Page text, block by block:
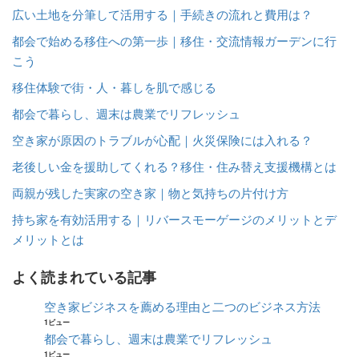
広い土地を分筆して活用する｜手続きの流れと費用は？
都会で始める移住への第一歩｜移住・交流情報ガーデンに行
こう
移住体験で街・人・暮しを肌で感じる
都会で暮らし、週末は農業でリフレッシュ
空き家が原因のトラブルが心配｜火災保険には入れる？
老後しい金を援助してくれる？移住・住み替え支援機構とは
両親が残した実家の空き家｜物と気持ちの片付け方
持ち家を有効活用する｜リバースモーゲージのメリットとデ
メリットとは
よく読まれている記事
空き家ビジネスを薦める理由と二つのビジネス方法
1ビュー
都会で暮らし、週末は農業でリフレッシュ
1ビュー